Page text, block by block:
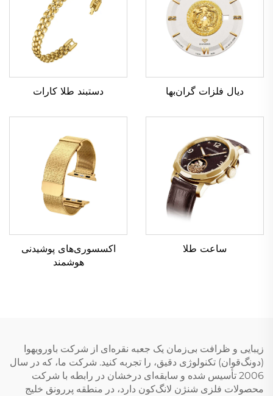
دیال فلزات گران‌بها دستبند طلا کارات
ساعت طلا
اکسسوری‌های پوشیدنی
هوشمند
زیبایی و ظرافت بی‌زمان یک جعبه نقره‌ای از شرکت باورویهوا
(دونگ‌قوان) تکنولوژی دقیق، را تجربه کنید. شرکت ما، که در سال
2006 تأسیس شده و سابقه‌ای درخشان در رابطه با شرکت
محصولات فلزی شنژن لانگ‌کون دارد، در منطقه پررونق خلیج